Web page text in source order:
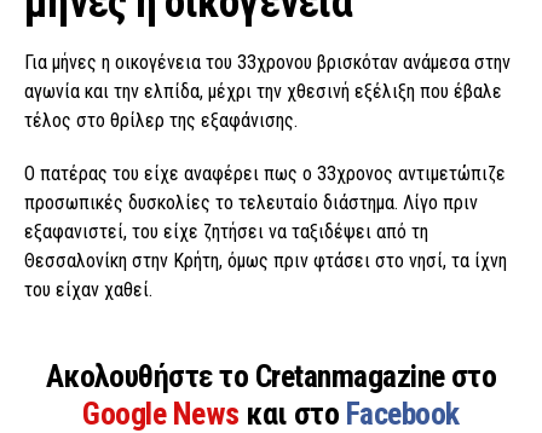
Για μήνες η οικογένεια του 33χρονου βρισκόταν ανάμεσα στην
αγωνία και την ελπίδα, μέχρι την χθεσινή εξέλιξη που έβαλε
τέλος στο θρίλερ της εξαφάνισης.
Ο πατέρας του είχε αναφέρει πως ο 33χρονος αντιμετώπιζε
προσωπικές δυσκολίες το τελευταίο διάστημα. Λίγο πριν
εξαφανιστεί, του είχε ζητήσει να ταξιδέψει από τη
Θεσσαλονίκη στην Κρήτη, όμως πριν φτάσει στο νησί, τα ίχνη
του είχαν χαθεί.
Ακολουθήστε το Cretanmagazine στο
Google News και στο Facebook